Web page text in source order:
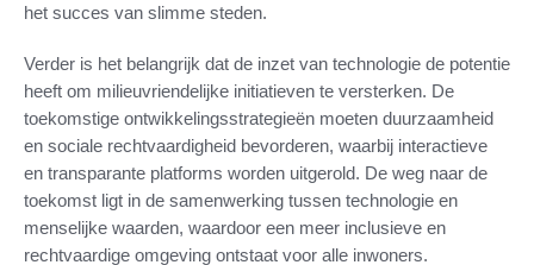
het succes van slimme steden.
Verder is het belangrijk dat de inzet van technologie de potentie
heeft om milieuvriendelijke initiatieven te versterken. De
toekomstige ontwikkelingsstrategieën moeten duurzaamheid
en sociale rechtvaardigheid bevorderen, waarbij interactieve
en transparante platforms worden uitgerold. De weg naar de
toekomst ligt in de samenwerking tussen technologie en
menselijke waarden, waardoor een meer inclusieve en
rechtvaardige omgeving ontstaat voor alle inwoners.